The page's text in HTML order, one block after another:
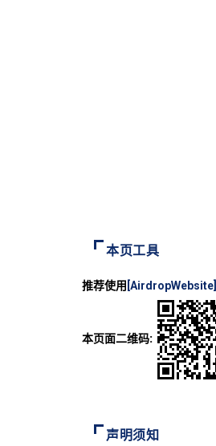
本页工具
推荐使用 [AirdropWebsite]
本页面二维码:
声明须知